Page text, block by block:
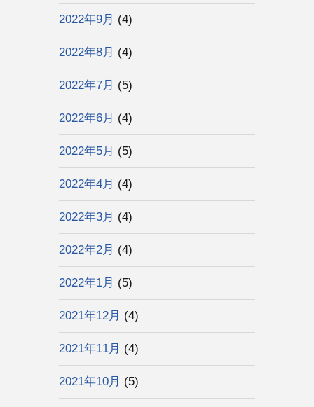
2022年9月 (4)
2022年8月 (4)
2022年7月 (5)
2022年6月 (4)
2022年5月 (5)
2022年4月 (4)
2022年3月 (4)
2022年2月 (4)
2022年1月 (5)
2021年12月 (4)
2021年11月 (4)
2021年10月 (5)